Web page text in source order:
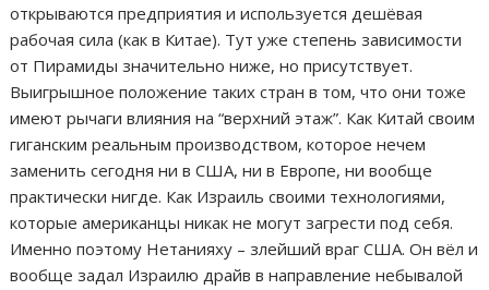
открываются предприятия и используется дешёвая
рабочая сила (как в Китае). Тут уже степень зависимости
от Пирамиды значительно ниже, но присутствует.
Выигрышное положение таких стран в том, что они тоже
имеют рычаги влияния на “верхний этаж”. Как Китай своим
гиганским реальным производством, которое нечем
заменить сегодня ни в США, ни в Европе, ни вообще
практически нигде. Как Израиль своими технологиями,
которые американцы никак не могут загрести под себя.
Именно поэтому Нетанияху – злейший враг США. Он вёл и
вообще задал Израилю драйв в направление небывалой